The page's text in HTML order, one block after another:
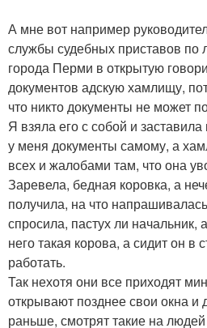
А мне вот например
службы судебных приставов по
города Перми в открытую
документов адскую хамлищу,
что никто документы не может
Я взяла его с собой и
у меня документы самому, а
всех и жалобами там, что она
Заревела, бедная коровка, а
получила, на что
спросила, пастух ли начальник,
него такая корова, а сидит он в
работать.
Так нехотя они все приходят
открывают позднее свои окна и
раньше, смотрят такие на